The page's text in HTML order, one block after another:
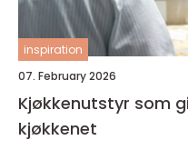
inspiration
07. February 2026
Kjøkkenutstyr som
kjøkkenet